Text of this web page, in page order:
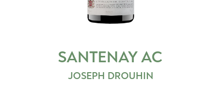
SANTENAYAC
JOSEPH DROUHIN